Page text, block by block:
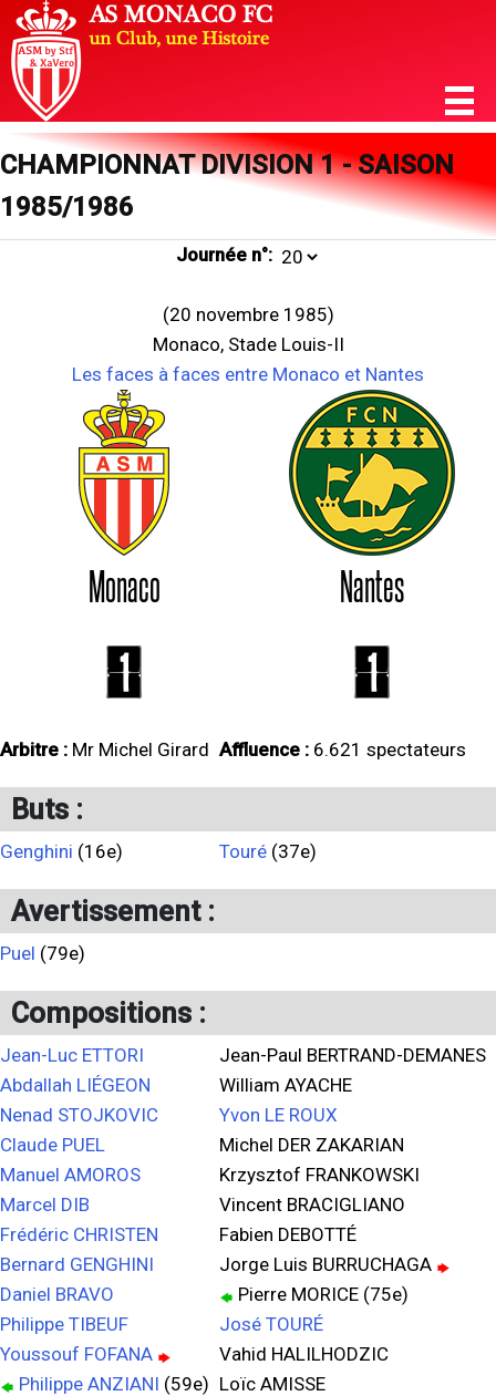
CHAMPIONNAT DIVISION 1 - SAISON
1985/1986
Journée n°:
(20 novembre 1985)
Monaco, Stade Louis-II
Les faces à faces entre Monaco et Nantes
Monaco Nantes
1 1
Arbitre : Mr Michel Girard Affluence : 6.621 spectateurs
Buts :
Genghini (16e) Touré (37e)
Avertissement :
Puel (79e)
Compositions :
Jean-Luc ETTORI
Abdallah LIÉGEON
Nenad STOJKOVIC
Claude PUEL
Manuel AMOROS
Marcel DIB
Frédéric CHRISTEN
Bernard GENGHINI
Daniel BRAVO
Philippe TIBEUF
Youssouf FOFANA
Philippe ANZIANI (59e)
Jean-Paul BERTRAND-DEMANES
William AYACHE
Yvon LE ROUX
Michel DER ZAKARIAN
Krzysztof FRANKOWSKI
Vincent BRACIGLIANO
Fabien DEBOTTÉ
Jorge Luis BURRUCHAGA
Pierre MORICE (75e)
José TOURÉ
Vahid HALILHODZIC
Loïc AMISSE